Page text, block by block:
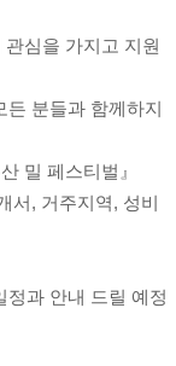
관심을 가지고 지원
분들과 함께하지
산 밀 페스티벌 』
서, 거주지역, 성비
정과 안내 드릴 예정